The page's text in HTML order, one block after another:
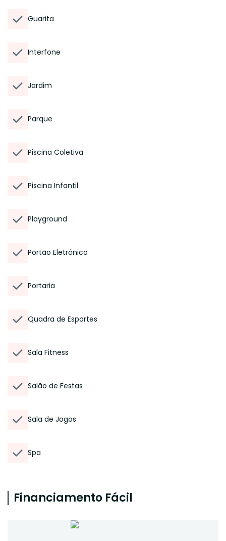
Guarita
Interfone
Jardim
Parque
Piscina Coletiva
Piscina Infantil
Playground
Portão Eletrônico
Portaria
Quadra de Esportes
Sala Fitness
Salão de Festas
Sala de Jogos
Spa
Financiamento Fácil